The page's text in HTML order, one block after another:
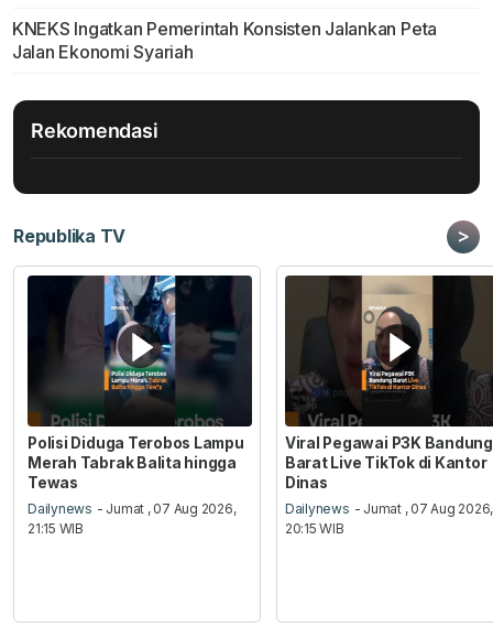
KNEKS Ingatkan Pemerintah Konsisten Jalankan Peta
Jalan Ekonomi Syariah
Rekomendasi
Republika TV >
Polisi Diduga Terobos Lampu
Merah Tabrak Balita hingga
Tewas
Dailynews - Jumat , 07 Aug 2026,
21:15 WIB
Viral Pegawai P3K Bandung
Barat Live TikTok di Kantor
Dinas
Dailynews - Jumat , 07 Aug 2026,
20:15 WIB